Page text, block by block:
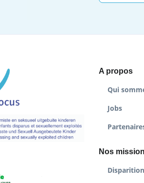
A propos
Qui
Jobs
Nos